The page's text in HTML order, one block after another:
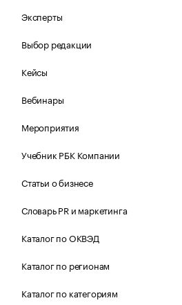
Эксперты
Выбор редакции
Кейсы
Вебинары
Мероприятия
Учебник РБК Компании
Статьи о бизнесе
Словарь PR и маркетинга
Каталог по ОКВЭД
Каталог по регионам
Каталог по категориям